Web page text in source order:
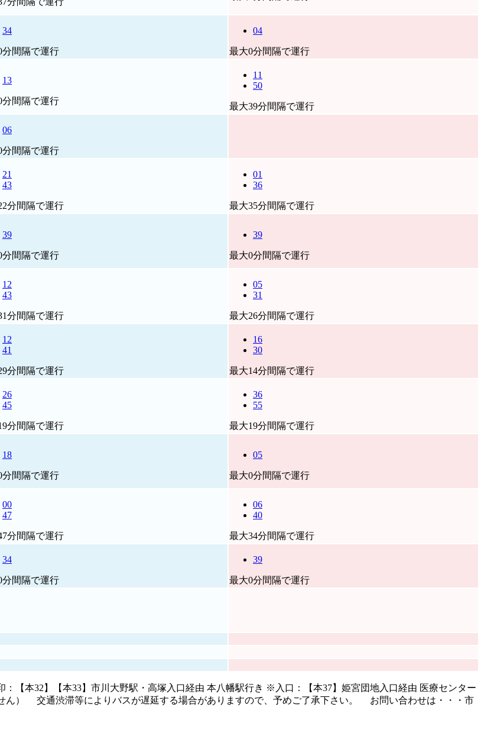
34
分間隔で運行
04
最大0分間隔で運行
13
分間隔で運行
11
50
最大39分間隔で運行
06
分間隔で運行
21
43
分間隔で運行
01
36
最大35分間隔で運行
39
分間隔で運行
39
最大0分間隔で運行
12
43
分間隔で運行
05
31
最大26分間隔で運行
12
41
分間隔で運行
16
30
最大14分間隔で運行
26
45
分間隔で運行
36
55
最大19分間隔で運行
18
分間隔で運行
05
最大0分間隔で運行
00
47
分間隔で運行
06
40
最大34分間隔で運行
34
分間隔で運行
39
最大0分間隔で運行
本32】【本33】市川大野駅・高塚入口経由 本八幡駅行き ※入口：【本37】姫宮団地入口経由 医療センター
） 交通渋滞等によりバスが遅延する場合がありますので、予めご了承下さい。 お問い合わせは・・・市